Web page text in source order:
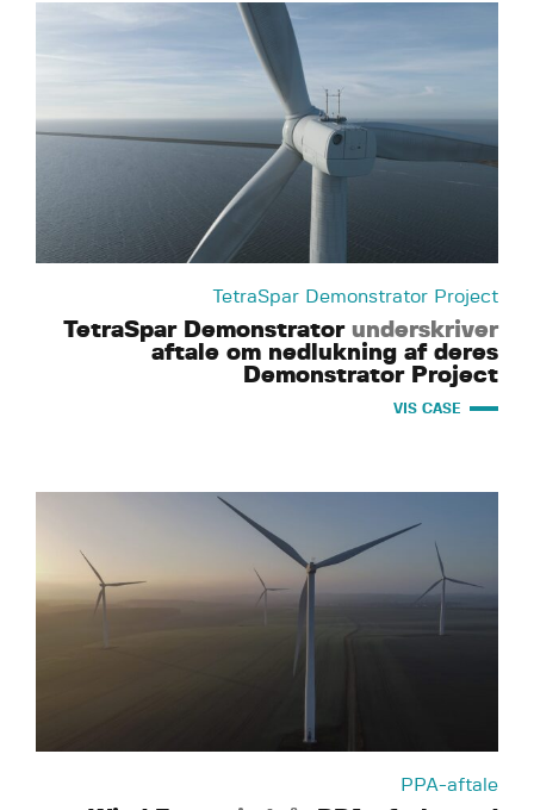
TetraSpar Demonstrator Project
TetraSpar Demonstrator underskriver
aftale om nedlukning af deres
Demonstrator Project
VIS CASE
PPA-aftale